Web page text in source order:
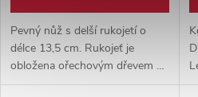
Pevný nůž s delší rukojetí o
délce 13,5 cm. Rukojeť je
obložena ořechovým dřevem a
zpevněna nýty. Čepel z